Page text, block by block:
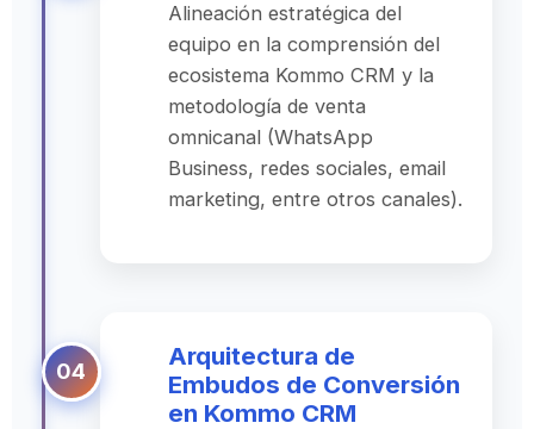
Alineación estratégica del
equipo en la comprensión del
ecosistema Kommo CRM y la
metodología de venta
omnicanal (WhatsApp
Business, redes sociales, email
marketing, entre otros canales).
Arquitectura de
Embudos de Conversión
en Kommo CRM